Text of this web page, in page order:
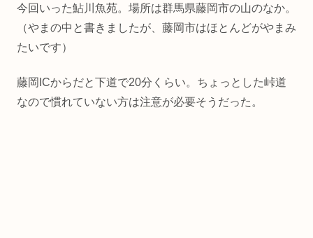
今回いった鮎川魚苑。場所は群馬県藤岡市の山のなか。
（やまの中と書きましたが、藤岡市はほとんどがやまみ
たいです）
藤岡ICからだと下道で20分くらい。ちょっとした峠道
なので慣れていない方は注意が必要そうだった。